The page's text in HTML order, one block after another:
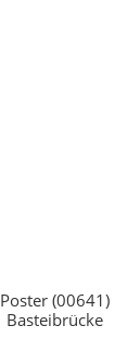
Poster (00641)
Basteibrücke